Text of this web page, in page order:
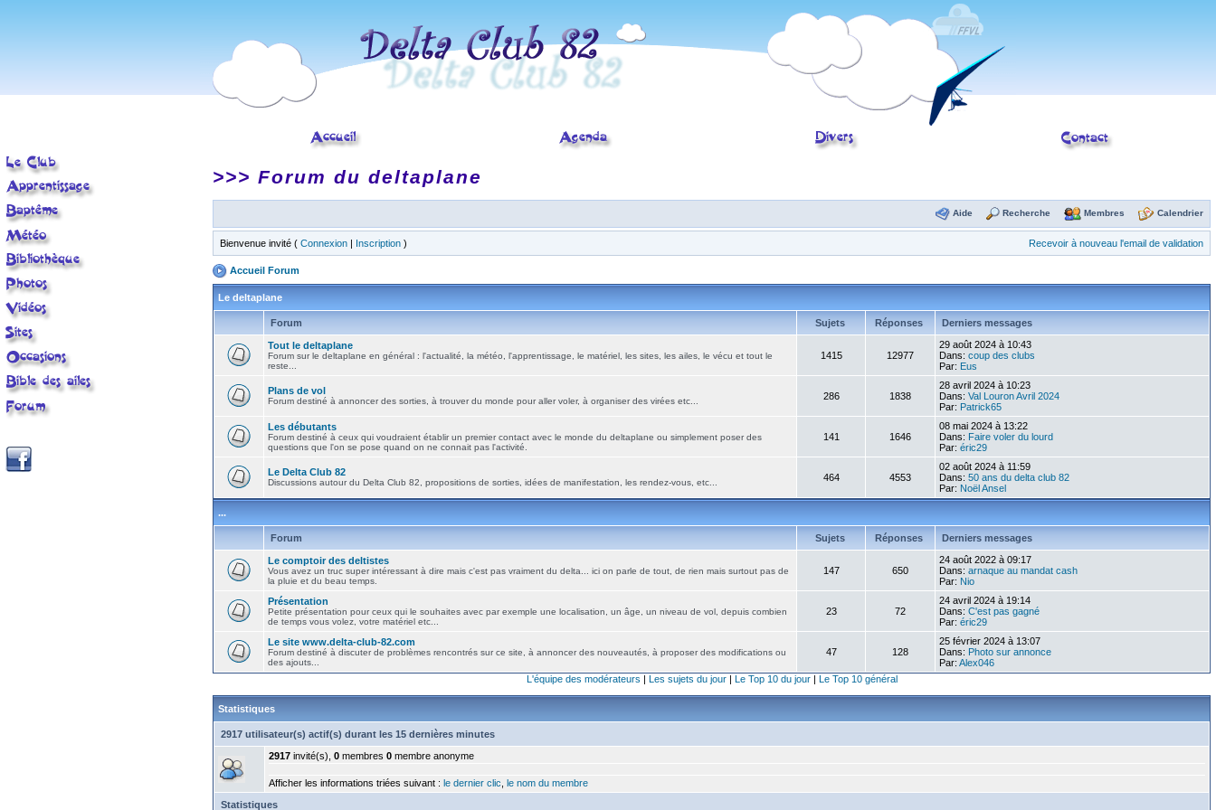
>>> Forum du deltaplane
Aide Recherche Membres Calendrier
Bienvenue invité ( Connexion | Inscription ) Recevoir à nouveau l'email de validation
Accueil Forum
Le deltaplane
Forum Sujets Réponses Derniers messages
Tout le deltaplane
Forum sur le deltaplane en général : l'actualité, la météo, l'apprentissage, le matériel, les sites, les ailes, le vécu et tout le
reste...
1415 12977
29 août 2024 à 10:43
Dans: coup des clubs
Par: Eus
Plans de vol
Forum destiné à annoncer des sorties, à trouver du monde pour aller voler, à organiser des virées etc... 286 1838
28 avril 2024 à 10:23
Dans: Val Louron Avril 2024
Par: Patrick65
Les débutants
Forum destiné à ceux qui voudraient établir un premier contact avec le monde du deltaplane ou simplement poser des
questions que l'on se pose quand on ne connait pas l'activité.
141 1646
08 mai 2024 à 13:22
Dans: Faire voler du lourd
Par: éric29
Le Delta Club 82
Discussions autour du Delta Club 82, propositions de sorties, idées de manifestation, les rendez-vous, etc... 464 4553
02 août 2024 à 11:59
Dans: 50 ans du delta club 82
Par: Noël Ansel
...
Forum Sujets Réponses Derniers messages
Le comptoir des deltistes
Vous avez un truc super intéressant à dire mais c'est pas vraiment du delta... ici on parle de tout, de rien mais surtout pas de
la pluie et du beau temps.
147 650
24 août 2022 à 09:17
Dans: arnaque au mandat cash
Par: Nio
Présentation
Petite présentation pour ceux qui le souhaites avec par exemple une localisation, un âge, un niveau de vol, depuis combien
de temps vous volez, votre matériel etc...
23 72
24 avril 2024 à 19:14
Dans: C'est pas gagné
Par: éric29
Le site www.delta-club-82.com
Forum destiné à discuter de problèmes rencontrés sur ce site, à annoncer des nouveautés, à proposer des modifications ou
des ajouts...
47 128
25 février 2024 à 13:07
Dans: Photo sur annonce
Par: Alex046
L'équipe des modérateurs | Les sujets du jour| Le Top 10 du jour| Le Top 10 général
Statistiques
2917 utilisateur(s) actif(s) durant les 15 dernières minutes
2917 invité(s), 0 membres 0 membre anonyme
Afficher les informations triées suivant : le dernier clic le nom du membre
Statistiques